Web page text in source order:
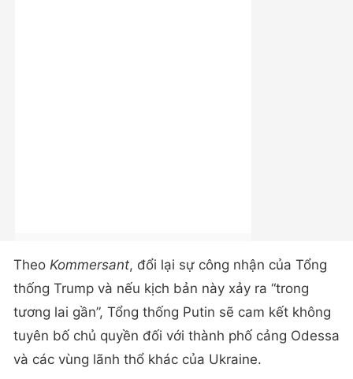
Theo Kommersant, đổi lại sự công nhận của Tổng
thống Trump và nếu kịch bản này xảy ra “trong
tương lai gần”, Tổng thống Putin sẽ cam kết không
tuyên bố chủ quyền đối với thành phố cảng Odessa
và các vùng lãnh thổ khác của Ukraine.